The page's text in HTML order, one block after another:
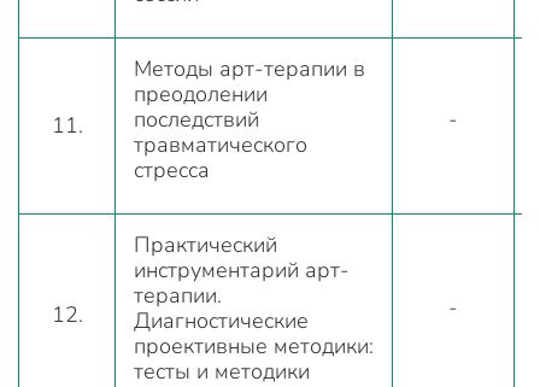
11.
Методы арт-терапии в
преодолении
последствий
травматического
стресса
-
12.
Практический
инструментарий арт-
терапии.
Диагностические
проективные методики:
тесты и методики
-